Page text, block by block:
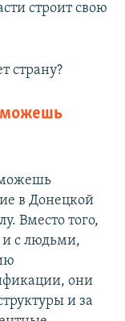
строит свою
страну?
можешь
можешь
в Донецкой
Вместо того,
и с людьми,
они
и за